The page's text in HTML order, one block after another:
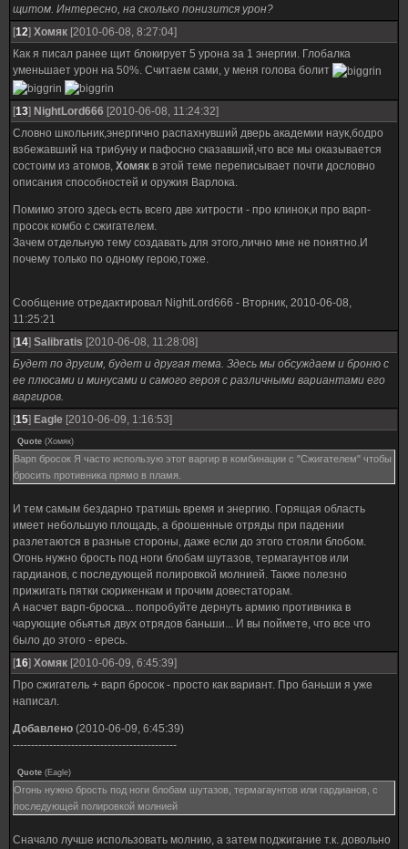
щитом. Интересно, на сколько понизится урон?
[12] Хомяк [2010-06-08, 8:27:04]
Как я писал ранее щит блокирует 5 урона за 1 энергии. Глобалка
уменьшает урон на 50%. Считаем сами, у меня голова болит
[13] NightLord666 [2010-06-08, 11:24:32]
Словно школьник,энергично распахнувший дверь академии наук,бодро
взбежавший на трибуну и пафосно сказавший,что все мы оказывается
состоим из атомов, Хомяк в этой теме переписывает почти дословно
описания способностей и оружия Варлока.
Помимо этого здесь есть всего две хитрости - про клинок,и про варп-
просок комбо с сжигателем.
Зачем отдельную тему создавать для этого,лично мне не понятно.И
почему только по одному герою,тоже.
Сообщение отредактировал NightLord666 - Вторник, 2010-06-08,
11:25:21
[14] Salibratis [2010-06-08, 11:28:08]
Будет по другим, будет и другая тема. Здесь мы обсуждаем и броню с
ее плюсами и минусами и самого героя с различными вариантами его
варгиров.
[15] Eagle [2010-06-09, 1:16:53]
Quote (Хомяк)
Варп бросок Я часто использую этот варгир в комбинации с "Сжигателем" чтобы
бросить противника прямо в пламя.
И тем самым бездарно тратишь время и энергию. Горящая область
имеет небольшую площадь, а брошенные отряды при падении
разлетаются в разные стороны, даже если до этого стояли блобом.
Огонь нужно брость под ноги блобам шутазов, термагаунтов или
гардианов, с последующей полировкой молнией. Также полезно
прижигать пятки сюрикенкам и прочим довестаторам.
А насчет варп-броска... попробуйте дернуть армию противника в
чарующие обьятья двух отрядов баньши... И вы поймете, что все что
было до этого - ересь.
[16] Хомяк [2010-06-09, 6:45:39]
Про сжигатель + варп бросок - просто как вариант. Про баньши я уже
написал.
Добавлено (2010-06-09, 6:45:39)
---------------------------------------------
Quote (Eagle)
Огонь нужно брость под ноги блобам шутазов, термагаунтов или гардианов, с
последующей полировкой молнией
Сначало лучше использовать молнию, а затем поджигание т.к. довольно